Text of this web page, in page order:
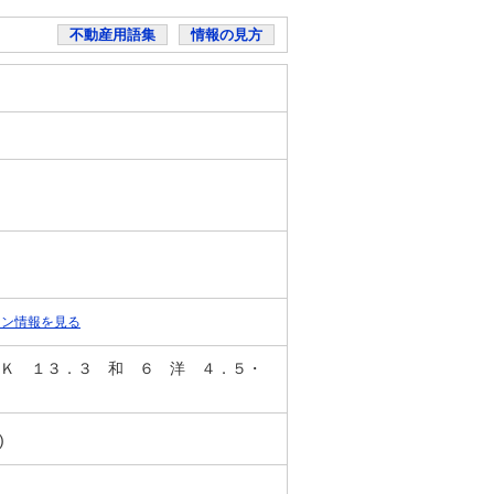
不動産用語集 情報の見方
情報を見る
Ｋ １３．３ 和 ６ 洋 ４．５・